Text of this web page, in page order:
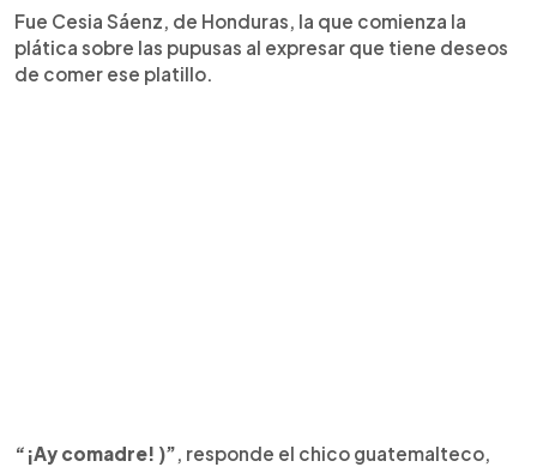
Fue Cesia Sáenz, de Honduras, la que comienza la
plática sobre las pupusas al expresar que tiene deseos
de comer ese platillo.
“¡Ay comadre! )”, responde el chico guatemalteco,